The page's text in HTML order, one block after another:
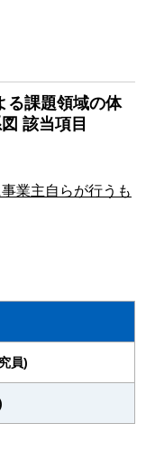
る課題領域の体
該当項目
業主自らが行うも
員)